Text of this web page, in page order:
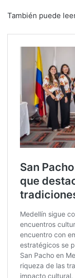
También puede